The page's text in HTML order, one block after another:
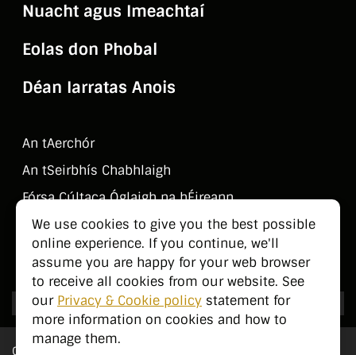
We use cookies to give you the best possible
online experience. If you continue, we'll
assume you are happy for your web browser
to receive all cookies from our website. See
our Privacy & Cookie policy statement for
more information on cookies and how to
manage them.
Nuacht agus Imeachtaí
Eolas don Phobal
Déan Iarratas Anois
An tAerchór
An tSeirbhí­s Chabhlaigh
Fórsa Cúltaca Óglaigh na hÉireann
Déan Teagmháil Linn
Eolas don Phobal
Cé Sinn Féin?